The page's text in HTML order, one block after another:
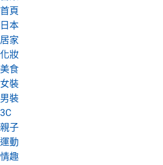
首頁
日本
居家
化妝
美食
女裝
男裝
3C
親子
運動
情趣